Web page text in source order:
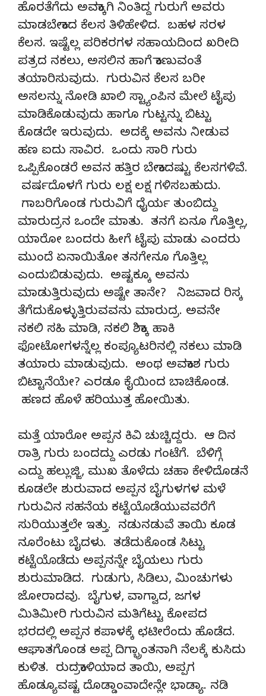
ಹೊರತೆಗೆದು ಅವಕ್ಕಾಗಿ ನಿಂತಿದ್ದ ಗುರುಗೆ ಅವರು
ಮಾಡಬೇಕಾದ ಕೆಲಸ ತಿಳಿಹೇಳಿದ. ಬಹಳ ಸರಳ
ಕೆಲಸ. ಇಷ್ಟೆಲ್ಲ ಪರಿಕರಗಳ ಸಹಾಯದಿಂದ ಖರೀದಿ
ಪತ್ರದ ನಕಲು, ಅಸಲಿನ ಹಾಗೆ ಕಾಣುವಂತೆ
ತಯಾರಿಸುವುದು. ಗುರುವಿನ ಕೆಲಸ ಬರೀ
ಅಸಲನ್ನು ನೋಡಿ ಖಾಲಿ ಸ್ಟ್ಯಾಂಪಿನ ಮೇಲೆ ಟೈಪು
ಮಾಡಿಕೊಡುವುದು ಹಾಗೂ ಗುಟ್ಟನ್ನು ಬಿಟ್ಟು
ಕೊಡದೇ ಇರುವುದು. ಅದಕ್ಕೆ ಅವನು ನೀಡುವ
ಹಣ ಐದು ಸಾವಿರ. ಒಂದು ಸಾರಿ ಗುರು
ಒಪ್ಪಿಕೊಂಡರೆ ಅವನ ಹತ್ತಿರ ಬೇಕಾದಷ್ಟು ಕೆಲಸಗಳಿವೆ.
ವರ್ಷದೊಳಗೆ ಗುರು ಲಕ್ಷ ಲಕ್ಷ ಗಳಿಸಬಹುದು.
ಗಾಬರಿಗೊಂಡ ಗುರುವಿಗೆ ಧೈರ್ಯ ತುಂಬಿದ್ದು
ಮಾರುದ್ರನ ಒಂದೇ ಮಾತು. ತನಗೆ ಏನೂ ಗೊತ್ತಿಲ್ಲ,
ಯಾರೋ ಬಂದರು ಹೀಗೆ ಟೈಪು ಮಾಡು ಎಂದರು
ಮುಂದೆ ಏನಾಯಿತೋ ತನಗೇನೂ ಗೊತ್ತಿಲ್ಲ
ಎಂದುಬಿಡುವುದು. ಅಷ್ಟಕ್ಕೂ ಅವನು
ಮಾಡುತ್ತಿರುವುದು ಅಷ್ಟೇ ತಾನೇ? ನಿಜವಾದ ರಿಸ್ಕ
ತೆಗೆದುಕೊಳ್ಳುತ್ತಿರುವವನು ಮಾರುದ್ರ. ಅವನೇ
ನಕಲಿ ಸಹಿ ಮಾಡಿ, ನಕಲಿ ಶಿಕ್ಕಾ ಹಾಕಿ
ಫೋಟೋಗಳನ್ನೆಲ್ಲ ಕಂಪ್ಯೂಟರಿನಲ್ಲಿ ನಕಲು ಮಾಡಿ
ತಯಾರು ಮಾಡುವುದು. ಅಂಥ ಅವಕಾಶ ಗುರು
ಬಿಟ್ಟಾನೆಯೇ? ಎರಡೂ ಕೈಯಿಂದ ಬಾಚಿಕೊಂಡ.
ಹಣದ ಹೊಳೆ ಹರಿಯುತ್ತ ಹೋಯಿತು.
ಮತ್ತೆ ಯಾರೋ ಅಪ್ಪನ ಕಿವಿ ಚುಚ್ಚಿದ್ದರು. ಆ ದಿನ
ರಾತ್ರಿ ಗುರು ಬಂದದ್ದು ಎರಡು ಗಂಟೆಗೆ. ಬೆಳಿಗ್ಗೆ
ಎದ್ದು ಹಲ್ಲುಜ್ಜಿ, ಮುಖ ತೊಳೆದು ಚಹಾ ಕೇಳಿದೊಡನೆ
ಕೂಡಲೇ ಶುರುವಾದ ಅಪ್ಪನ ಬೈಗುಳಗಳ ಮಳೆ
ಗುರುವಿನ ಸಹನೆಯ ಕಟ್ಟೆಯೊಡೆಯುವವರೆಗೆ
ಸುರಿಯುತ್ತಲೇ ಇತ್ತು. ನಡುನಡುವೆ ತಾಯಿ ಕೂಡ
ನೂರೆಂಟು ಬೈದಳು. ತಡೆದುಕೊಂಡ ಸಿಟ್ಟು
ಕಟ್ಟೆಯೊಡೆದು ಅಪ್ಪನನ್ನೇ ಬೈಯಲು ಗುರು
ಶುರುಮಾಡಿದ. ಗುಡುಗು, ಸಿಡಿಲು, ಮಿಂಚುಗಳು
ಜೋರಾದವು. ಬೈಗುಳ, ವಾಗ್ವಾದ, ಜಗಳ
ಮಿತಿಮೀರಿ ಗುರುವಿನ ಮತಿಗೆಟ್ಟು ಕೋಪದ
ಭರದಲ್ಲಿ ಅಪ್ಪನ ಕಪಾಳಕ್ಕೆ ಛಟೀರೆಂದು ಹೊಡೆದ.
ಆಘಾತಗೊಂಡ ಅಪ್ಪ ದಿಗ್ಭ್ರಾಂತನಾಗಿ ನೆಲಕ್ಕೆ ಕುಸಿದು
ಕುಳಿತ. ರುದ್ರಕಾಳಿಯಾದ ತಾಯಿ, ಅಪ್ಪಗ
ಹೊಡ್ಯೂವಷ್ಟ ದೊಡ್ಡಾಂವಾದೇನ್ಲೇ ಭಾಡ್ಯಾ. ನಡಿ